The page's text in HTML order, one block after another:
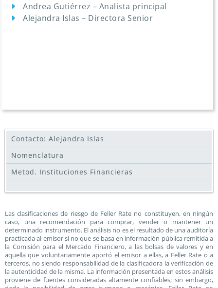
Andrea Gutiérrez – Analista principal
Alejandra Islas – Directora Senior
Contacto: Alejandra Islas
Nomenclatura
Metod. Instituciones Financieras
Las clasificaciones de riesgo de Feller Rate no constituyen, en ningún
caso, una recomendación para comprar, vender o mantener un
determinado instrumento. El análisis no es el resultado de una auditoría
practicada al emisor si no que se basa en información pública remitida a
la Comisión para el Mercado Financiero, a las bolsas de valores y en
aquella que voluntariamente aportó el emisor a ellas, a Feller Rate o a
terceros, no siendo responsabilidad de la clasificadora la verificación de
la autenticidad de la misma. La información presentada en estos análisis
proviene de fuentes consideradas altamente confiables; sin embargo,